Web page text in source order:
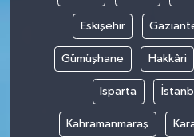
Eskişehir
Gümüşhane Hakkâri
Isparta
Kahramanmaraş